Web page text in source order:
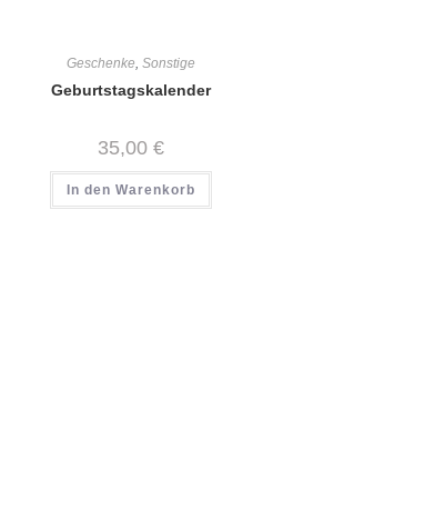
Geschenke Sonstige
Geburtstagskalender
35,00 €
In den Warenkorb